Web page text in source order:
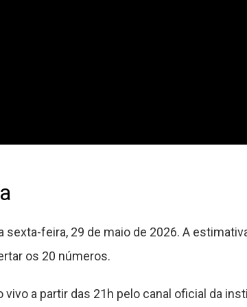
feira, 29 de maio de 2026. A
os 20 números.
a partir das 21h pelo canal oficial da